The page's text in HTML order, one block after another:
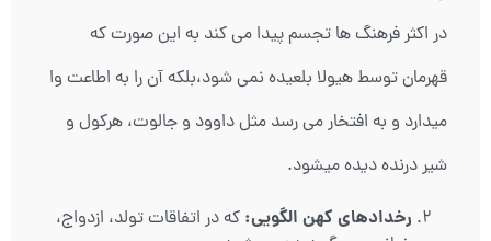
در اکثر فرهنگ ها تجسم پیدا می کند به این صورت که
قهرمان توسط هیولا بلعیده نمی شود،بلکه آن را به اطاعت وا
میدارد و به افتخار می رسد مثل داوود و جالوت، هرکول و
شیر درنده دیده میشود.
رخدادهای کهن الگویی: که در اتفاقات تولد، ازدواج،